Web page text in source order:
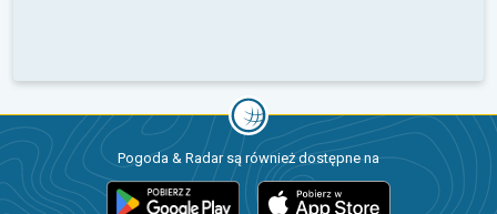
Pogoda & Radar są również dostępne na